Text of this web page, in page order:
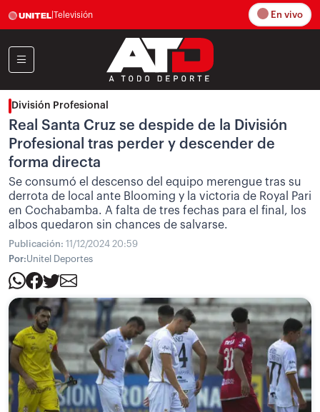
Televisión En vivo
División Profesional
Real Santa Cruz se despide de la División
Profesional tras perder y descender de
forma directa
Se consumó el descenso del equipo merengue tras su
derrota de local ante Blooming y la victoria de Royal Pari
en Cochabamba. A falta de tres fechas para el final, los
albos quedaron sin chances de salvarse.
Publicación: 11/12/2024 20:59
Por:Unitel Deportes